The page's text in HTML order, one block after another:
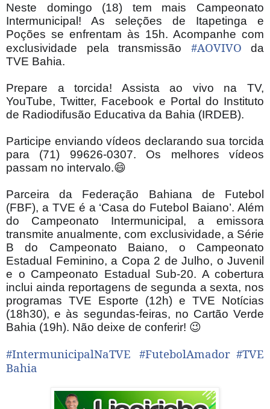
Neste domingo (18) tem mais Campeonato
Intermunicipal! As seleções de Itapetinga e
Poções se enfrentam às 15h. Acompanhe com
exclusividade pela transmissão #AOVIVO da
TVE Bahia.
Prepare a torcida! Assista ao vivo na TV,
YouTube, Twitter, Facebook e Portal do Instituto
de Radiodifusão Educativa da Bahia (IRDEB).
Participe enviando vídeos declarando sua torcida
para (71) 99626-0307. Os melhores vídeos
passam no intervalo.😄
Parceira da Federação Bahiana de Futebol
(FBF), a TVE é a ‘Casa do Futebol Baiano’. Além
do Campeonato Intermunicipal, a emissora
transmite anualmente, com exclusividade, a Série
B do Campeonato Baiano, o Campeonato
Estadual Feminino, a Copa 2 de Julho, o Juvenil
e o Campeonato Estadual Sub-20. A cobertura
inclui ainda reportagens de segunda a sexta, nos
programas TVE Esporte (12h) e TVE Notícias
(18h30), e às segundas-feiras, no Cartão Verde
Bahia (19h). Não deixe de conferir! 😉
#IntermunicipalNaTVE #FutebolAmador #TVE
Bahia